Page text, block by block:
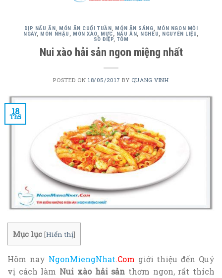
DỊP NẤU ĂN, MÓN ĂN CUỐI TUẦN, MÓN ĂN SÁNG, MÓN NGON MỖI
NGÀY, MÓN NHẬU , MÓN XÀO, MỰC, NẤU ĂN, NGHÊU, NGUYÊN LIỆU,
SÒ ĐIỆP, TÔM
Nui xào hải sản ngon miệng nhất
POSTED ON18/05/2017 BY QUANG VINH
18
Th5
Mục lục [Hiển thị]
Hôm nay NgonMiengNhat.Com giới thiệu đến Quý
vị cách làm Nui xào hải sản thơm ngon, rất thích